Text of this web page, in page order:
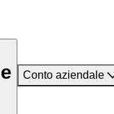
Conto aziendale